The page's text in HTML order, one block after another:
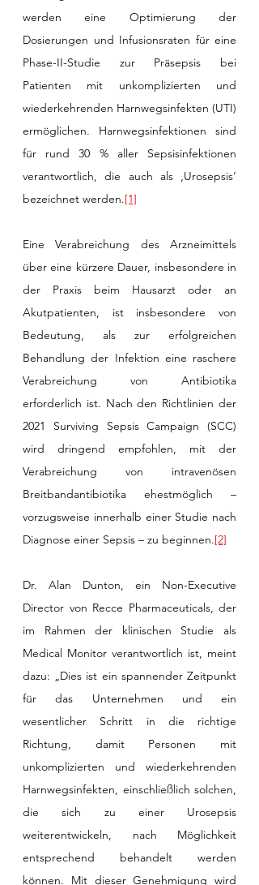
werden eine Optimierung der
Dosierungen und Infusionsraten für eine
Phase-II-Studie zur Präsepsis bei
Patienten mit unkomplizierten und
wiederkehrenden Harnwegsinfekten (UTI)
ermöglichen. Harnwegsinfektionen sind
für rund 30 % aller Sepsisinfektionen
verantwortlich, die auch als ‚Urosepsis‘
bezeichnet werden.[1]
Eine Verabreichung des Arzneimittels
über eine kürzere Dauer, insbesondere in
der Praxis beim Hausarzt oder an
Akutpatienten, ist insbesondere von
Bedeutung, als zur erfolgreichen
Behandlung der Infektion eine raschere
Verabreichung von Antibiotika
erforderlich ist. Nach den Richtlinien der
2021 Surviving Sepsis Campaign (SCC)
wird dringend empfohlen, mit der
Verabreichung von intravenösen
Breitbandantibiotika ehestmöglich –
vorzugsweise innerhalb einer Studie nach
Diagnose einer Sepsis – zu beginnen.[2]
Dr. Alan Dunton, ein Non-Executive
Director von Recce Pharmaceuticals, der
im Rahmen der klinischen Studie als
Medical Monitor verantwortlich ist, meint
dazu: „Dies ist ein spannender Zeitpunkt
für das Unternehmen und ein
wesentlicher Schritt in die richtige
Richtung, damit Personen mit
unkomplizierten und wiederkehrenden
Harnwegsinfekten, einschließlich solchen,
die sich zu einer Urosepsis
weiterentwickeln, nach Möglichkeit
entsprechend behandelt werden
können. Mit dieser Genehmigung wird